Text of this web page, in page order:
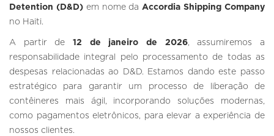
Detention (D&D)em nome daAccordia Shipping Company
no Haiti.
A partir de 12 de janeiro de 2026, assumiremos a
responsabilidade integral pelo processamento de todas as
despesas relacionadas ao D&D. Estamos dando este passo
estratégico para garantir um processo de liberação de
contêineres mais ágil, incorporando soluções modernas,
como pagamentos eletrônicos, para elevar a experiência de
nossos clientes.